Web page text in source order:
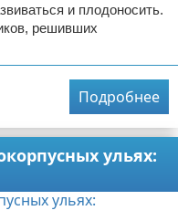
и плодоносить.
решивших
Подробнее
ульях: